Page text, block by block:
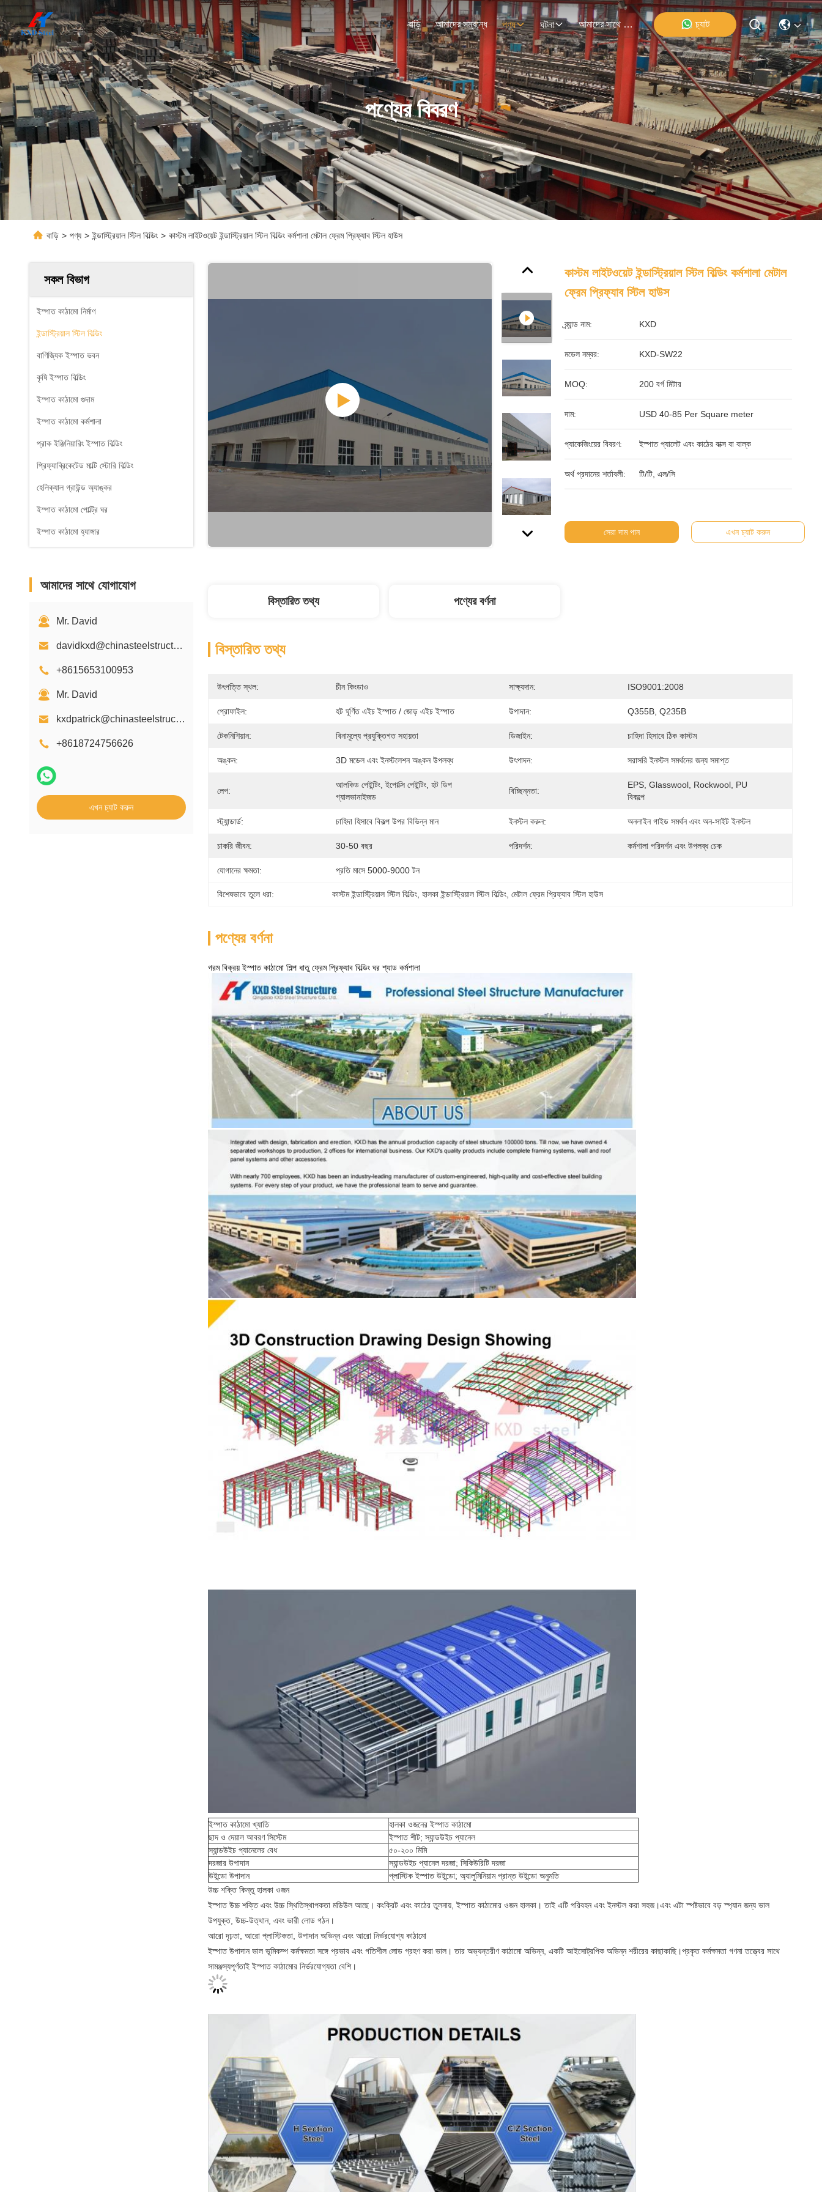
বাড়ি আমাদের সম্বন্ধে পণ্য ঘটনা আমাদের সাথে যোগাযোগ চ্যাট
পণ্যের বিবরণ
বাড়ি > পণ্য > ইন্ডাস্ট্রিয়াল স্টিল বিল্ডিং > কাস্টম লাইটওয়েট ইন্ডাস্ট্রিয়াল স্টিল বিল্ডিং কর্মশালা মেটাল ফ্রেম প্রিফ্যাব স্টিল হাউস
সকল বিভাগ
ইস্পাত কাঠামো নির্মাণ
ইন্ডাস্ট্রিয়াল স্টিল বিল্ডিং
বাণিজ্যিক ইস্পাত ভবন
কৃষি ইস্পাত বিল্ডিং
ইস্পাত কাঠামো গুদাম
ইস্পাত কাঠামো কর্মশালা
প্রাক ইঞ্জিনিয়ারিং ইস্পাত বিল্ডিং
প্রিফ্যাব্রিকেটেড মাল্টি স্টোরি বিল্ডিং
হেলিক্যাল গ্রাউন্ড অ্যাঙ্কর
ইস্পাত কাঠামো পোল্ট্রি ঘর
ইস্পাত কাঠামো হ্যাঙ্গার
আমাদের সাথে যোগাযোগ
Mr. David
davidkxd@chinasteelstructure.cn
+8615653100953
Mr. David
kxdpatrick@chinasteelstructure.cn
+8618724756626
এখন চ্যাট করুন
কাস্টম লাইটওয়েট ইন্ডাস্ট্রিয়াল স্টিল বিল্ডিং কর্মশালা মেটাল
ফ্রেম প্রিফ্যাব স্টিল হাউস
ব্র্যান্ড নাম: KXD
মডেল নম্বর: KXD-SW22
MOQ: 200 বর্গ মিটার
দাম: USD 40-85 Per Square meter
প্যাকেজিংয়ের বিবরণ: ইস্পাত প্যালেট এবং কাঠের বাক্স বা বাল্ক
অর্থ প্রদানের শর্তাবলী: টি/টি, এল/সি
সেরা দাম পান এখন চ্যাট করুন
বিস্তারিত তথ্য পণ্যের বর্ণনা
বিস্তারিত তথ্য
উৎপত্তি স্থল: চীন কিংডাও সাক্ষ্যদান: ISO9001:2008
প্রোফাইল: হট ঘূর্ণিত এইচ ইস্পাত / জোড় এইচ ইস্পাত উপাদান: Q355B, Q235B
টেকনিশিয়ান: বিনামূল্যে প্রযুক্তিগত সহায়তা ডিজাইন: চাহিদা হিসাবে ঠিক কাস্টম
অঙ্কন: 3D মডেল এবং ইনস্টলেশন অঙ্কন উপলব্ধ উৎপাদন: সরাসরি ইনস্টল সমর্থনের জন্য সমাপ্ত
লেপ:
আলকিড পেইন্টিং, ইপোক্সি পেইন্টিং, হট ডিপ
গ্যালভানাইজড
বিচ্ছিন্নতা:
EPS, Glasswool, Rockwool, PU
বিকল্পে
স্ট্যান্ডার্ড: চাহিদা হিসাবে বিকল্প উপর বিভিন্ন মান ইনস্টল করুন: অনলাইন গাইড সমর্থন এবং অন-সাইট ইনস্টল
চাকরি জীবন: 30-50 বছর পরিদর্শন: কর্মশালা পরিদর্শন এবং উপলব্ধ চেক
যোগানের ক্ষমতা: প্রতি মাসে 5000-9000 টন
বিশেষভাবে তুলে ধরা: কাস্টম ইন্ডাস্ট্রিয়াল স্টিল বিল্ডিং , হালকা ইন্ডাস্ট্রিয়াল স্টিল বিল্ডিং , মেটাল ফ্রেম প্রিফ্যাব স্টিল হাউস
পণ্যের বর্ণনা
গরম বিক্রয় ইস্পাত কাঠামো শিল্প ধাতু ফ্রেম প্রিফ্যাব বিল্ডিং ঘর শ্যাড কর্মশালা
ইস্পাত কাঠামো খ্যাতি
হালকা ওজনের ইস্পাত কাঠামো
ছাদ ও দেয়াল আবরণ সিস্টেম
ইস্পাত শীট; স্যান্ডউইচ প্যানেল
স্যান্ডউইচ প্যানেলের বেধ
৫০-২০০ মিমি
দরজার উপাদান
স্যান্ডউইচ প্যানেল দরজা; সিকিউরিটি দরজা
উইন্ডো উপাদান
প্লাস্টিক ইস্পাত উইন্ডো; অ্যালুমিনিয়াম প্রান্ত উইন্ডো অনুমতি
উচ্চ শক্তি কিন্তু হালকা ওজন
ইস্পাত উচ্চ শক্তি এবং উচ্চ স্থিতিস্থাপকতা মডিউল আছে। কংক্রিট এবং কাঠের তুলনায়, ইস্পাত কাঠামোর ওজন হালকা। তাই এটি পরিবহন এবং ইনস্টল করা সহজ।এবং এটা স্পষ্টভাবে বড় স্প্যান জন্য ভাল
উপযুক্ত, উচ্চ-উত্থান, এবং ভারী লোড গঠন।
আরো দৃঢ়তা, আরো প্লাস্টিকতা, উপাদান অভিন্ন এবং আরো নির্ভরযোগ্য কাঠামো
ইস্পাত উপাদান ভাল ভূমিকম্প কর্মক্ষমতা সঙ্গে প্রভাব এবং গতিশীল লোড গ্রহণ করা ভাল। তার অভ্যন্তরীণ কাঠামো অভিন্ন, একটি আইসোট্রপিক অভিন্ন শরীরের কাছাকাছি।প্রকৃত কর্মক্ষমতা গণনা তত্ত্বের সাথে
সামঞ্জস্যপূর্ণতাই ইস্পাত কাঠামোর নির্ভরযোগ্যতা বেশি।